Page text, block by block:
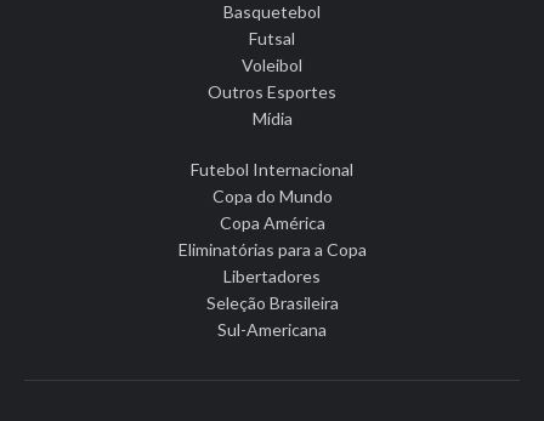
Basquetebol
Futsal
Voleibol
Outros Esportes
Mídia
Futebol Internacional
Copa do Mundo
Copa América
Eliminatórias para a Copa
Libertadores
Seleção Brasileira
Sul-Americana